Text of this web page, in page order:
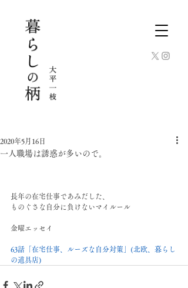
一人職場は誘惑が多いので。
2020年5月16日
長年の在宅仕事であみだした、
ものぐさな自分に負けないマイルール
金曜エッセイ
63話「在宅仕事、ルーズな自分対策」(北欧、暮らし
の道具店)